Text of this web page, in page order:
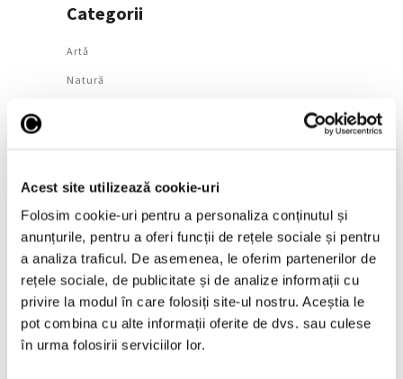
Acest site utilizează cookie-uri
Folosim cookie-uri pentru a personaliza conținutul și
anunțurile, pentru a oferi funcții de rețele sociale și pentru
a analiza traficul. De asemenea, le oferim partenerilor de
rețele sociale, de publicitate și de analize informații cu
privire la modul în care folosiți site-ul nostru. Aceștia le
pot combina cu alte informații oferite de dvs. sau culese
în urma folosirii serviciilor lor.
Categorii
Artǎ
Natură
Arhivă
August 2026
Iulie 2026
Iunie 2026